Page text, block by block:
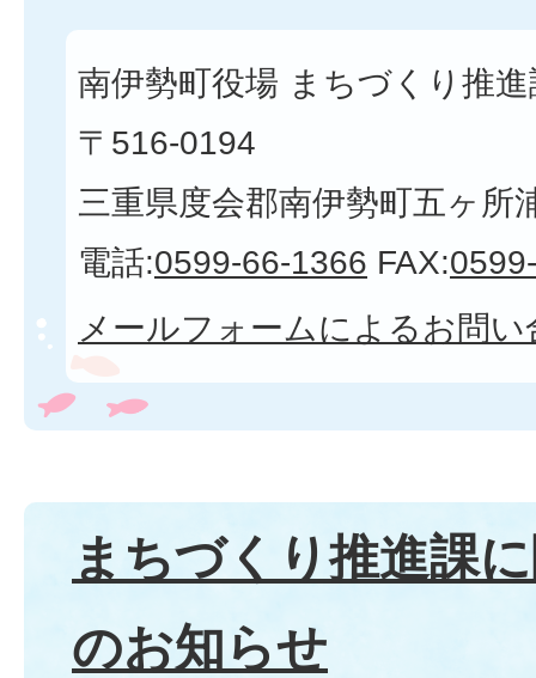
南伊勢町役場 まちづくり推
〒516-0194
三重県度会郡南伊勢町五ヶ所
電話:0599-66-1366 FAX:
メールフォームによるお問い
まちづくり推進課
のお知らせ